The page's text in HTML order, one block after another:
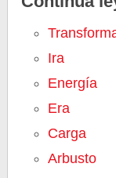
Ira
Energía
Era
Carga
Arbusto